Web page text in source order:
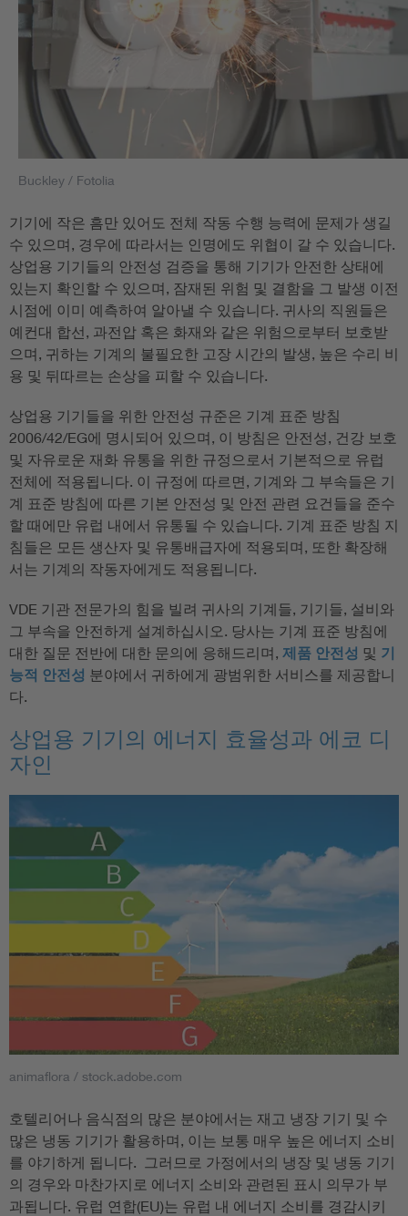
Buckley / Fotolia
기기에 작은 흠만 있어도 전체 작동 수행 능력에 문제가 생길
수 있으며, 경우에 따라서는 인명에도 위협이 갈 수 있습니다.
상업용 기기들의 안전성 검증을 통해 기기가 안전한 상태에
있는지 확인할 수 있으며, 잠재된 위험 및 결함을 그 발생 이전
시점에 이미 예측하여 알아낼 수 있습니다. 귀사의 직원들은
예컨대 합선, 과전압 혹은 화재와 같은 위험으로부터 보호받
으며, 귀하는 기계의 불필요한 고장 시간의 발생, 높은 수리 비
용 및 뒤따르는 손상을 피할 수 있습니다.
상업용 기기들을 위한 안전성 규준은 기계 표준 방침
2006/42/EG에 명시되어 있으며, 이 방침은 안전성, 건강 보호
및 자유로운 재화 유통을 위한 규정으로서 기본적으로 유럽
전체에 적용됩니다. 이 규정에 따르면, 기계와 그 부속들은 기
계 표준 방침에 따른 기본 안전성 및 안전 관련 요건들을 준수
할 때에만 유럽 내에서 유통될 수 있습니다. 기계 표준 방침 지
침들은 모든 생산자 및 유통배급자에 적용되며, 또한 확장해
서는 기계의 작동자에게도 적용됩니다.
VDE 기관 전문가의 힘을 빌려 귀사의 기계들, 기기들, 설비와
그 부속을 안전하게 설계하십시오. 당사는 기계 표준 방침에
대한 질문 전반에 대한 문의에 응해드리며, 제품 안전성 및 기
능적 안전성 분야에서 귀하에게 광범위한 서비스를 제공합니
다.
상업용 기기의 에너지 효율성과 에코 디
자인
animaflora / stock.adobe.com
호텔리어나 음식점의 많은 분야에서는 재고 냉장 기기 및 수
많은 냉동 기기가 활용하며, 이는 보통 매우 높은 에너지 소비
를 야기하게 됩니다. 그러므로 가정에서의 냉장 및 냉동 기기
의 경우와 마찬가지로 에너지 소비와 관련된 표시 의무가 부
과됩니다. 유럽 연합(EU)는 유럽 내 에너지 소비를 경감시키